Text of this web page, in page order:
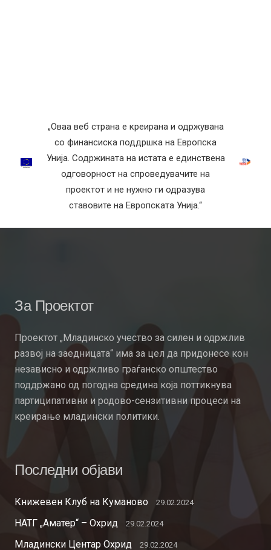
„Оваа веб страна е креирана и одржувана
со финансиска поддршка на Европска
Унија. Содржината на истата е единствена
одговорност на спроведувачите на
проектот и не нужно ги одразува
ставовите на Европската Унија.“
За Проектот
Проектот „Младинско учество за силен и одржлив
развој на заедницата“ има за цел да придонесе кон
независно и одржливо граѓанско општество
поддржано од погодна средина која поттикнува
партиципативни и родово-сензитивни процеси на
креирање младински политики.
Последни објави
Книжевен Клуб на Куманово 29.02.2024
НАТГ „Аматер“ – Охрид 29.02.2024
Младински Центар Охрид 29.02.2024